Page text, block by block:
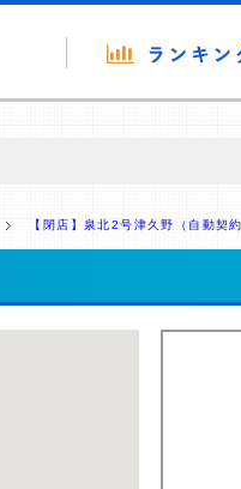
す。【閉店】泉北2号津久野（自動契